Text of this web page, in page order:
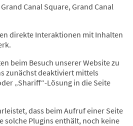
Canal Square, Grand Canal
direkte Interaktionen mit Inhalten
beim Besuch unserer Website zu
zunächst deaktiviert mittels
„Shariff“-Lösung in die Seite
dass beim Aufruf einer Seite
solche Plugins enthält, noch keine